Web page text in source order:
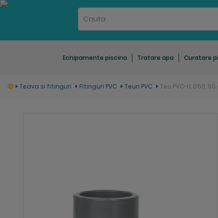
Echipamente piscina Tratare apa Curatare
Teava si fitinguri Fitinguri PVC Teuri PVC Teu PVC-U, D50,